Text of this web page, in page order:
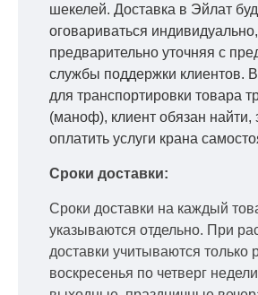
шекелей. Доставка в Эйлат
оговариваться индивидуально,
предварительно уточняя с
службы поддержки клиентов.
для транспортировки товара
(маноф), клиент обязан найти,
оплатить услуги крана
Сроки доставки:
Сроки доставки на каждый
указываются отдельно. При
доставки учитываются только
воскресенья по четверг